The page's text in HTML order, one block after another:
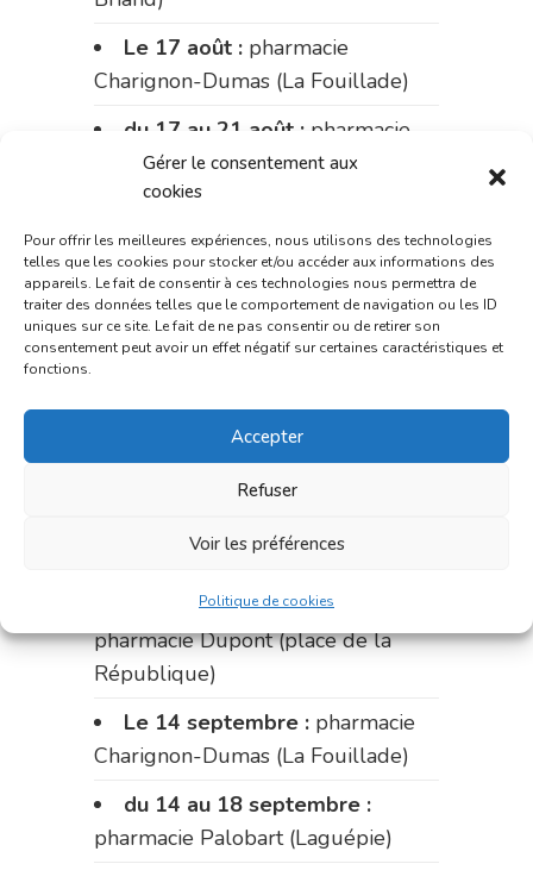
Gérer le consentement aux
cookies
Pour offrir les meilleures expériences, nous utilisons des technologies
telles que les cookies pour stocker et/ou accéder aux informations des
appareils. Le fait de consentir à ces technologies nous permettra de
traiter des données telles que le comportement de navigation ou les ID
uniques sur ce site. Le fait de ne pas consentir ou de retirer son
consentement peut avoir un effet négatif sur certaines caractéristiques et
fonctions.
Accepter
Refuser
Voir les préférences
Politique de cookies
Le 17 août : pharmacie
Charignon-Dumas (La Fouillade)
du 17 au 21 août : pharmacie
Palobart (Laguépie)
Dupont (place de la République)
du 28 au 31 août :pharmacie
Bonnemaire (rue Saint-Jacques)
pharmacie Charignon-Dumas (La
du 4 au 11 septembre :
du 11 au 14 septembre :
pharmacie Dupont (place de la
République)
Le 14 septembre : pharmacie
Charignon-Dumas (La Fouillade)
du 14 au 18 septembre :
pharmacie Palobart (Laguépie)